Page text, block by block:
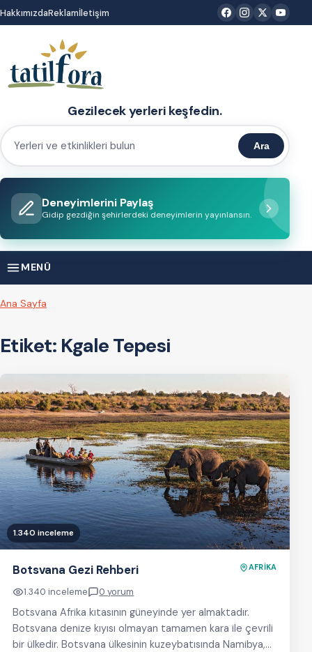
İçeriğe
atla
HakkımızdaReklamİletişim
Gezilecek yerleri keşfedin.
Yerleri
etkinlikleri
bulun
Ara
Deneyimlerini Paylaş
Gidip gezdiğin şehirlerdeki deneyimlerin yayınlansın.
MENÜ
Ana Sayfa
Etiket: Kgale Tepesi
1.340 inceleme
Botsvana Gezi Rehberi AFRİKA
1.340 inceleme 0 yorum
Botsvana Afrika kıtasının güneyinde yer almaktadır.
Botsvana denize kıyısı olmayan tamamen kara ile çevrili
bir ülkedir. Botsvana ülkesinin kuzeybatısında Namibya,